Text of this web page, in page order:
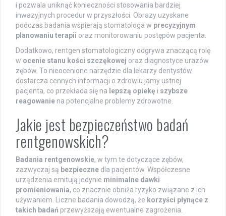
i pozwala uniknąć konieczności stosowania bardziej
inwazyjnych procedur w przyszłości. Obrazy uzyskane
podczas badania wspierają stomatologa w precyzyjnym
planowaniu terapii oraz monitorowaniu postępów pacjenta.
Dodatkowo, rentgen stomatologiczny odgrywa znaczącą rolę
w ocenie stanu kości szczękowej oraz diagnostyce urazów
zębów. To nieocenione narzędzie dla lekarzy dentystów
dostarcza cennych informacji o zdrowiu jamy ustnej
pacjenta, co przekłada się na lepszą opiekę i szybsze
reagowanie na potencjalne problemy zdrowotne.
Jakie jest bezpieczeństwo badań
rentgenowskich?
Badania rentgenowskie, w tym te dotyczące zębów,
zazwyczaj są bezpieczne dla pacjentów. Współczesne
urządzenia emitują jedynie minimalne dawki
promieniowania, co znacznie obniża ryzyko związane z ich
używaniem. Liczne badania dowodzą, że korzyści płynące z
takich badań przewyższają ewentualne zagrożenia.